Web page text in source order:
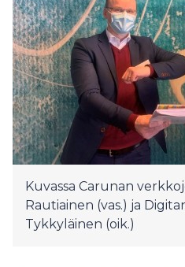
Kuvassa Carunan
Rautiainen (vas.) ja
Tykkyläinen (oik.)